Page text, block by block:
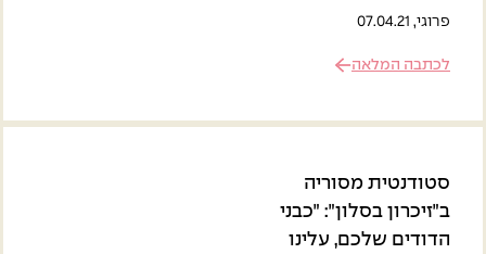
המלאה
מסוריה
בסלון״: ״כבני
שלכם, עלינו